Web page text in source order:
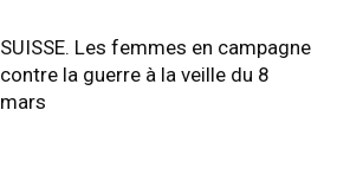
SUISSE. Les femmes en campagne
contre la guerre à la veille du 8
mars